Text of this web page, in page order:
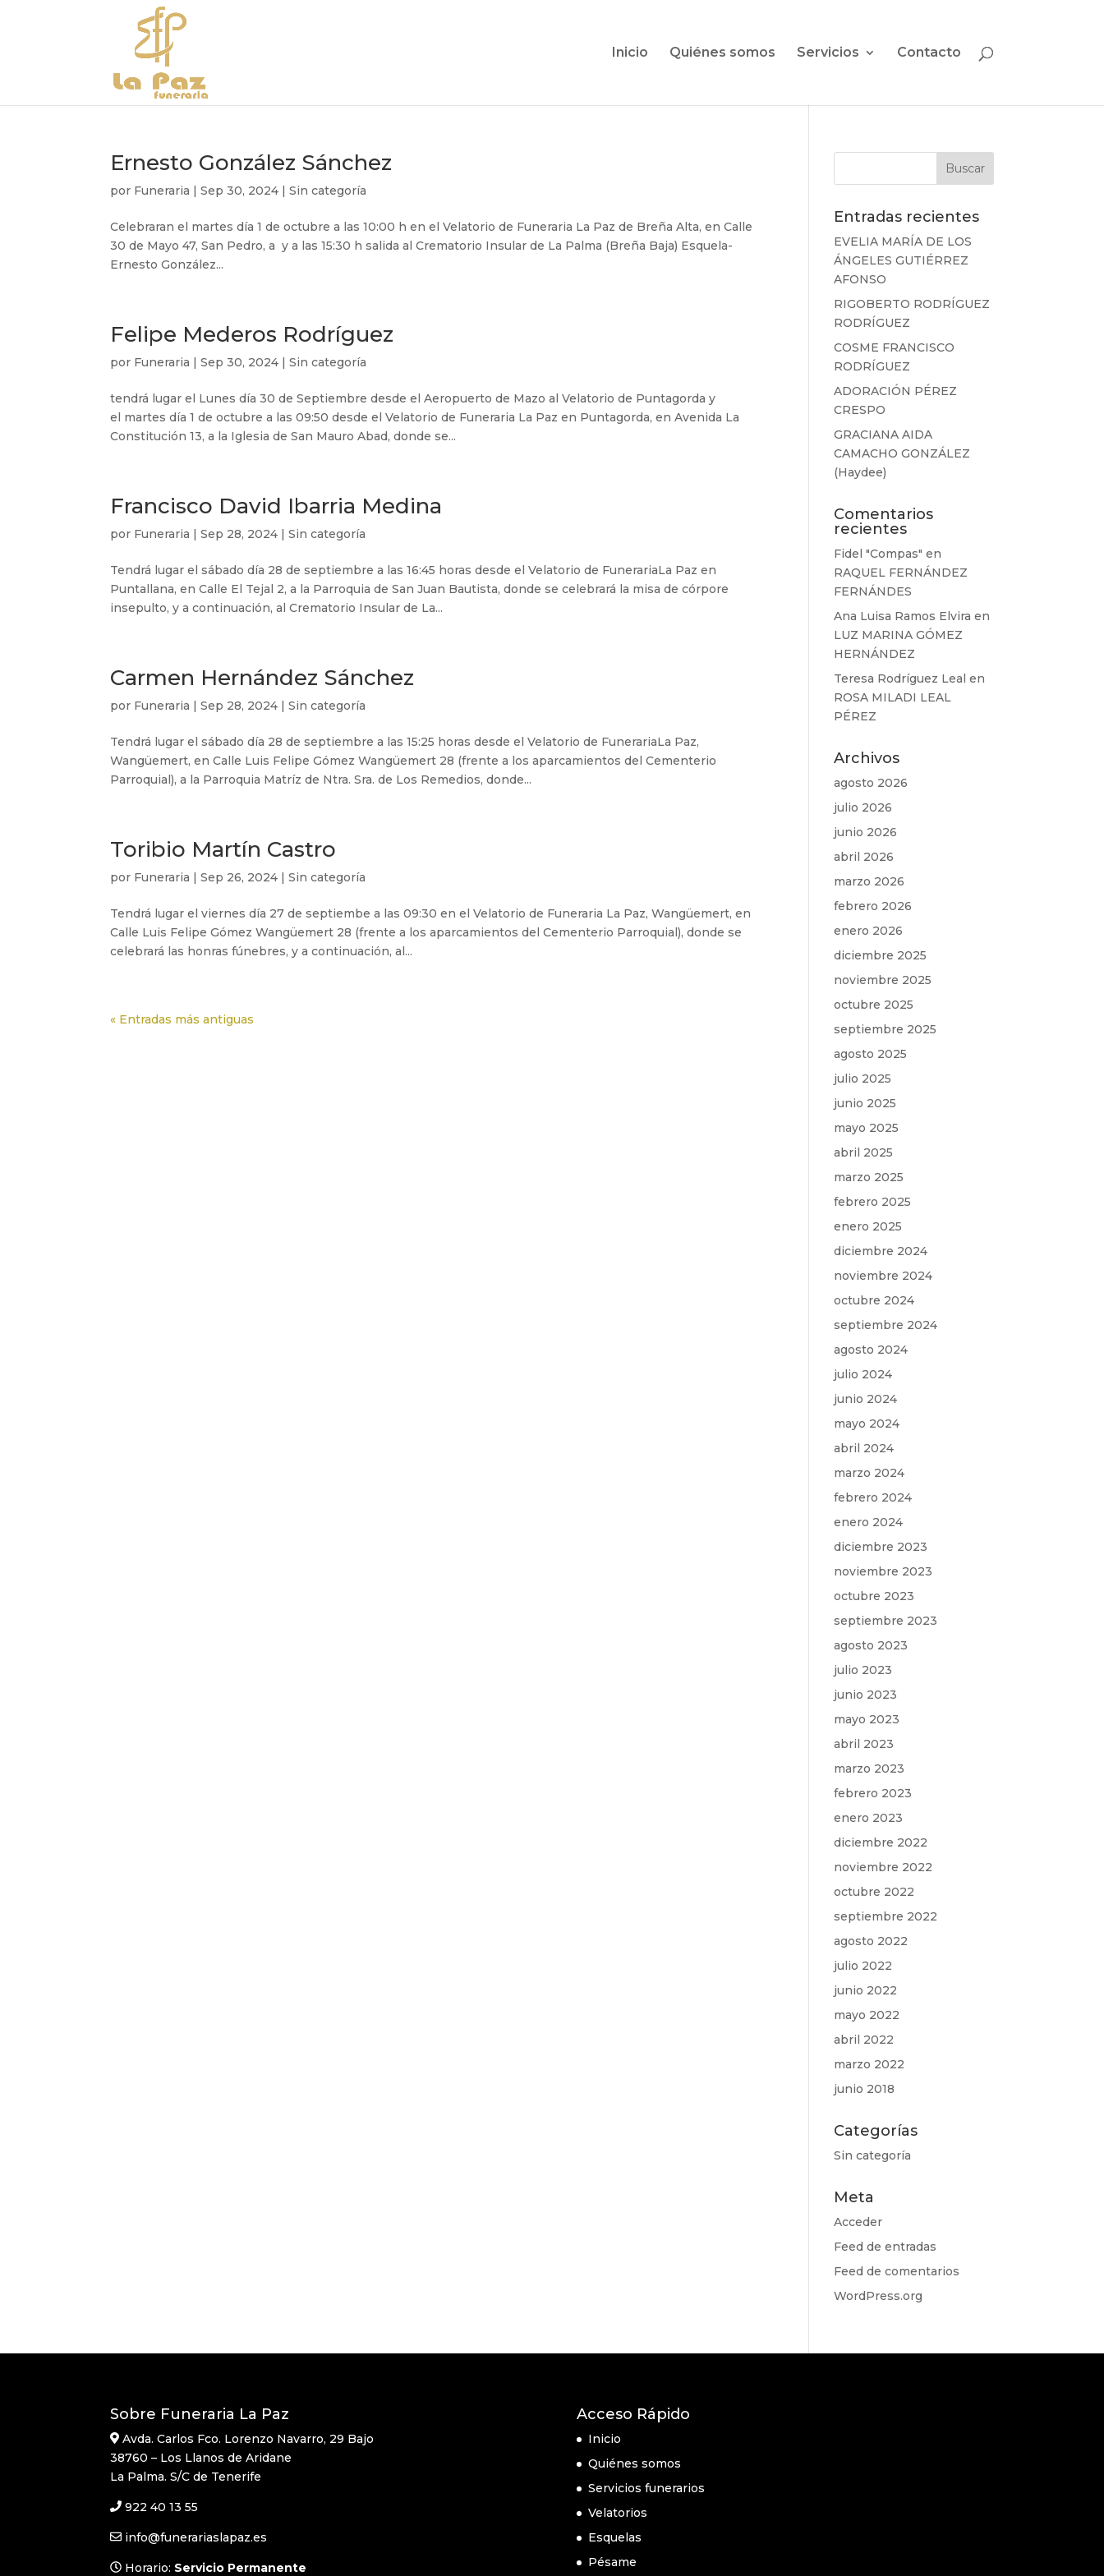
Inicio Quiénes somos Servicios Contacto
Ernesto González Sánchez
por Funeraria |Sep 30, 2024 |Sin categoría
Celebraran el martes día 1 de octubre a las 10:00 h en el Velatorio de Funeraria La Paz de Breña Alta, en Calle
30 de Mayo 47, San Pedro, a y a las 15:30 h salida al Crematorio Insular de La Palma (Breña Baja) Esquela-
Ernesto González...
Felipe Mederos Rodríguez
por Funeraria |Sep 30, 2024 |Sin categoría
tendrá lugar el Lunes día 30 de Septiembre desde el Aeropuerto de Mazo al Velatorio de Puntagorda y
el martes día 1 de octubre a las 09:50 desde el Velatorio de Funeraria La Paz en Puntagorda, en Avenida La
Constitución 13, a la Iglesia de San Mauro Abad, donde se...
Francisco David Ibarria Medina
por Funeraria |Sep 28, 2024 |Sin categoría
Tendrá lugar el sábado día 28 de septiembre a las 16:45 horas desde el Velatorio de FunerariaLa Paz en
Puntallana, en Calle El Tejal 2, a la Parroquia de San Juan Bautista, donde se celebrará la misa de córpore
insepulto, y a continuación, al Crematorio Insular de La...
Carmen Hernández Sánchez
por Funeraria |Sep 28, 2024 |Sin categoría
Tendrá lugar el sábado día 28 de septiembre a las 15:25 horas desde el Velatorio de FunerariaLa Paz,
Wangüemert, en Calle Luis Felipe Gómez Wangüemert 28 (frente a los aparcamientos del Cementerio
Parroquial), a la Parroquia Matríz de Ntra. Sra. de Los Remedios, donde...
Toribio Martín Castro
por Funeraria |Sep 26, 2024 |Sin categoría
Tendrá lugar el viernes día 27 de septiembe a las 09:30 en el Velatorio de Funeraria La Paz, Wangüemert, en
Calle Luis Felipe Gómez Wangüemert 28 (frente a los aparcamientos del Cementerio Parroquial), donde se
celebrará las honras fúnebres, y a continuación, al...
« Entradas más antiguas
Entradas recientes
EVELIA MARÍA DE LOS
ÁNGELES GUTIÉRREZ
AFONSO
RIGOBERTO RODRÍGUEZ
RODRÍGUEZ
COSME FRANCISCO
RODRÍGUEZ
ADORACIÓN PÉREZ
CRESPO
GRACIANA AIDA
CAMACHO GONZÁLEZ
(Haydee)
Comentarios
recientes
Fidel "Compas" en
RAQUEL FERNÁNDEZ
FERNÁNDES
Ana Luisa Ramos Elvira en
LUZ MARINA GÓMEZ
HERNÁNDEZ
Teresa Rodríguez Leal en
ROSA MILADI LEAL
PÉREZ
Archivos
agosto 2026
julio 2026
junio 2026
abril 2026
marzo 2026
febrero 2026
enero 2026
diciembre 2025
noviembre 2025
octubre 2025
septiembre 2025
agosto 2025
julio 2025
junio 2025
mayo 2025
abril 2025
marzo 2025
febrero 2025
enero 2025
diciembre 2024
noviembre 2024
octubre 2024
septiembre 2024
agosto 2024
julio 2024
junio 2024
mayo 2024
abril 2024
marzo 2024
febrero 2024
enero 2024
diciembre 2023
noviembre 2023
octubre 2023
septiembre 2023
agosto 2023
julio 2023
junio 2023
mayo 2023
abril 2023
marzo 2023
febrero 2023
enero 2023
diciembre 2022
noviembre 2022
octubre 2022
septiembre 2022
agosto 2022
julio 2022
junio 2022
mayo 2022
abril 2022
marzo 2022
junio 2018
Categorías
Sin categoría
Meta
Acceder
Feed de entradas
Feed de comentarios
WordPress.org
Sobre Funeraria La Paz
Avda. Carlos Fco. Lorenzo Navarro, 29 Bajo
38760 – Los Llanos de Aridane
La Palma. S/C de Tenerife
922 40 13 55
info@funerariaslapaz.es
Horario: Servicio Permanente
Acceso Rápido
Inicio
Quiénes somos
Servicios funerarios
Velatorios
Esquelas
Pésame